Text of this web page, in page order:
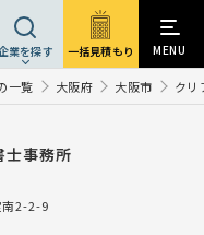
業を探す 一括見積もり MENU
一覧 大阪府 大阪市 クリ
士事務所
2-2-9